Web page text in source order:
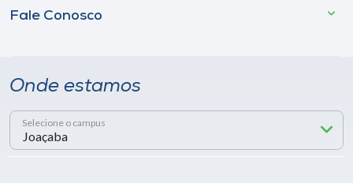
Fale Conosco
Onde estamos
Selecione o campus